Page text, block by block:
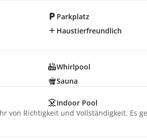
Parkplatz
Haustierfreundlich
Whirlpool
Sauna
Indoor Pool
von Richtigkeit und Vollständigkeit. Es